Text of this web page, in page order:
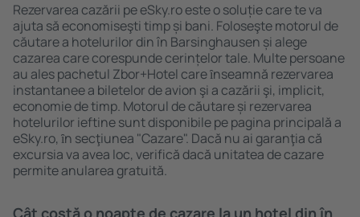
Rezervarea cazării pe eSky.ro este o soluție care te va
ajuta să economiseşti timp și bani. Foloseşte motorul de
căutare a hotelurilor din în Barsinghausen și alege
cazarea care corespunde cerințelor tale. Multe persoane
au ales pachetul Zbor+Hotel care ȋnseamnă rezervarea
instantanee a biletelor de avion şi a cazării şi, implicit,
economie de timp. Motorul de căutare și rezervarea
hotelurilor ieftine sunt disponibile pe pagina principală a
eSky.ro, ȋn secţiunea "Cazare". Dacă nu ai garanţia că
excursia va avea loc, verifică dacă unitatea de cazare
permite anularea gratuită.
Cât costă o noapte de cazare la un hotel din în